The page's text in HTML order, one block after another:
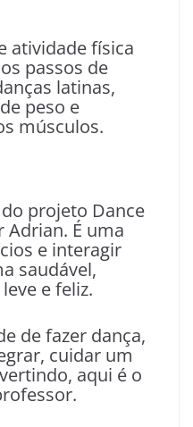
atividade física
passos de
latinas,
peso e
músculos.
projeto Dance
É uma
e interagir
saudável,
e feliz.
de fazer dança,
cuidar um
aqui é o